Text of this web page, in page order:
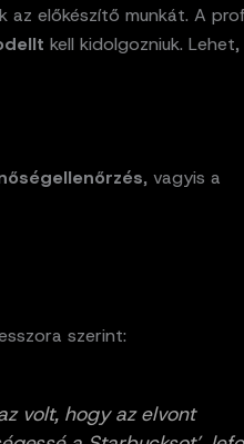
az előkészítő munkát. A
kell kidolgozniuk.
, vagyis a
szerint:
volt, hogy az elvont